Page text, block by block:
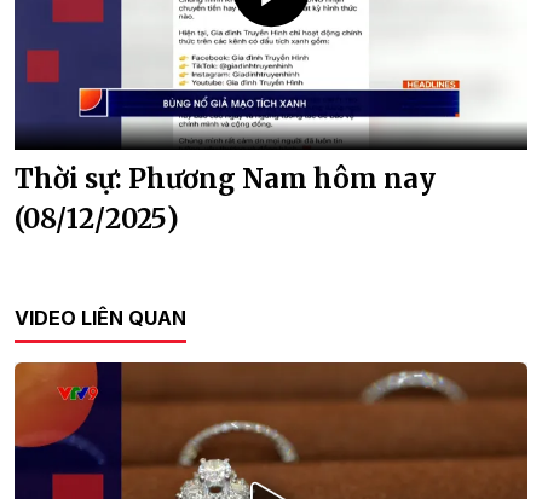
Thời sự: Phương Nam hôm nay
(08/12/2025)
VIDEO LIÊN QUAN